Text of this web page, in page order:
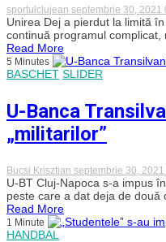
sportulclujean septembrie 30, 2021
Unirea Dej a pierdut la limită
continuă programul complicat,
Read More
5 Minutes
BASCHET SLIDER
U-Banca
„militarilor”
Bucsi Krisztian septembrie 30, 2021
U-BT Cluj-Napoca s-a impus
peste care a dat deja de două
Read More
1 Minute
HANDBAL